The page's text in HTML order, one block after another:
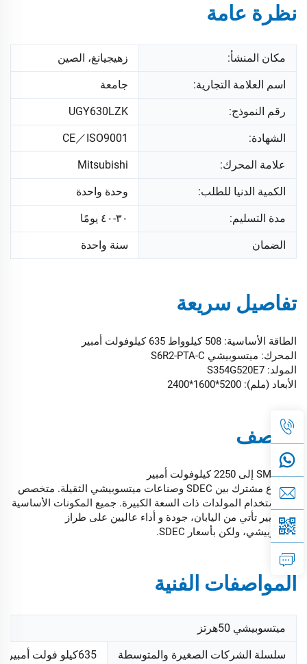
نظرة عامة
مكان المنشأ: زهيجيانغ، الصين
اسم العلامة التجارية: جامعة
رقم النموذج: UGY630LZK
الشهادة: CE／ISO9001
علامة المحرك: Mitsubishi
الكمية الدنيا للطلب: وحدة واحدة
مدة التسليم: ٣٠-٤٠ يومًا
الضمان سنة واحدة
تفاصيل سريعة
الطاقة الأساسية: 508 كيلوواط 635 كيلوفولت أمبير
المحرك: ميتسوبيشي S6R2-PTA-C
المولد: S354G520E7
الأبعاد (ملم): 5200*1600*2400
الوصف
SME 635 إلى 2250 كيلوفولت أمبير
مشروع مشترك بين SDEC وصناعات ميتسوبيشي الثقيلة. متخصص
في استخدام المولدات ذات السعة الكبيرة. جميع المكونات الأساسية
والمعايير تأتي من اليابان، جودة و أداء عاليين على طراز
ميتسوبيشي، ولكن بأسعار SDEC.
المواصفات الفنية
ميتسوبيشي 50هرتز
سلسلة الشركات الصغيرة والمتوسطة 635كيلو فولت أمبير - 2250 كيلو فولت أمبير